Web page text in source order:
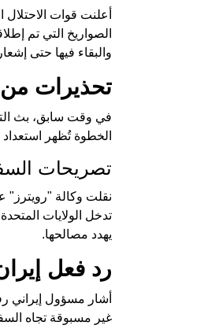
أعلنت قوات
الصواريخ التي تم
والبقاء فيها حتى
تحذيرات من
في وقت سابق، بث
الخطوة تُظهر
تصريحات
نقلت وكالة "رويترز"
تدخل الولايات
يهدد مصالحها.
رد فعل
أشار مسؤول إيراني
غير مسبوقة تجاه